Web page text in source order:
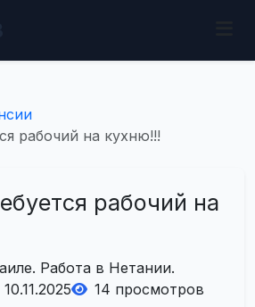
рабочий на кухню!!!
рабочий на
Работа в Нетании.
10.11.2025 14 просмотров